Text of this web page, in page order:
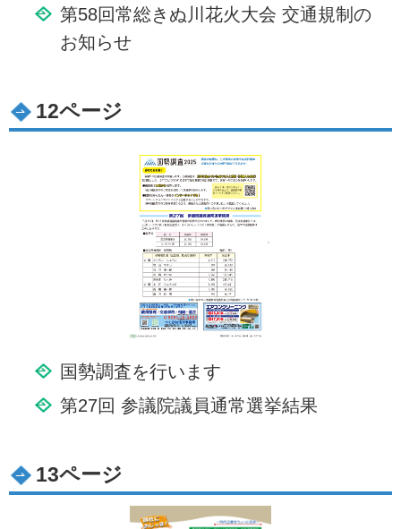
第58回常総きぬ川花火大会 交通規制の
お知らせ
12ページ
国勢調査を行います
第27回 参議院議員通常選挙結果
13ページ